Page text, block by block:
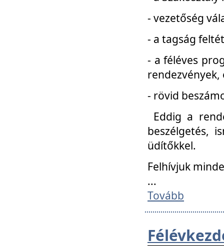
- vezetőség
- a tagság
- a féléves
- rövid
Eddig a
beszélgetés,
üdítőkkel.
Felhívjuk
...
Tovább